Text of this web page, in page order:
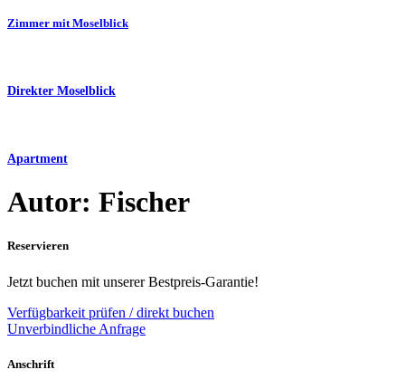
Zimmer mit Moselblick
Direkter Moselblick
Apartment
Autor: Fischer
Reservieren
Jetzt buchen mit unserer Bestpreis-Garantie!
Verfügbarkeit prüfen / direkt buchen
Unverbindliche Anfrage
Anschrift